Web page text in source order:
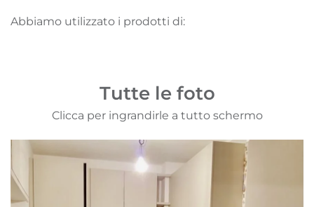
Abbiamo utilizzato i prodotti di:
Tutte le foto
Clicca per ingrandirle a tutto schermo